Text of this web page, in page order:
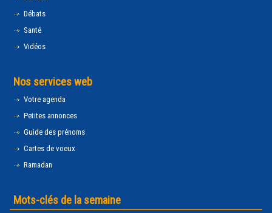
Débats
Santé
Vidéos
Nos services web
Votre agenda
Petites annonces
Guide des prénoms
Cartes de voeux
Ramadan
Mots-clés de la semaine